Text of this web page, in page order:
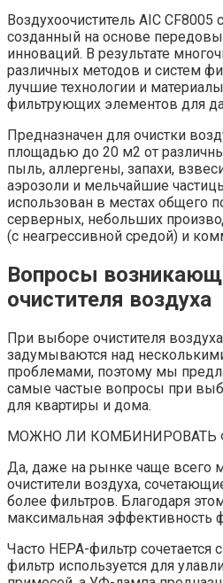
Воздухоочиститель AIC
созданный на основе
инноваций. В результате
различных методов и систем
лучшие технологии и
фильтрующих элементов для
Предназначен для очистки
площадью до 20 м2 от
пыль, аллергены, запахи,
аэрозоли и мельчайшие
использован в местах общего
серверных, небольших
(с неагрессивной средой) и
Вопросы
очистителя воздуха
При выборе очистителя
задумываются над
проблемами, поэтому мы
самые частые вопросы при
для квартиры и дома.
МОЖНО ЛИ КОМБИНИРОВАТЬ
Да, даже на рынке чаще всего
очистители воздуха,
более фильтров. Благодаря
максимальная эффективность
Часто HEPA-фильтр сочетается
фильтр используется для